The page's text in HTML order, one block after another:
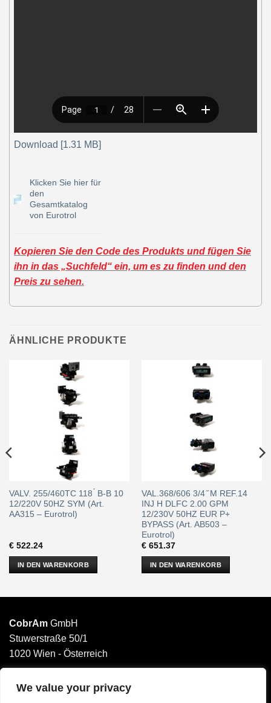
We value your privacy
Download [1.31 MB]
Klicken Sie hier für
den
Gesamtkatalog
von Eurotrol
Kopieren Sie den Code des Produkts und fügen Sie
ihn in das „Suchfeld“ ein, um es zu finden und den
Preis zu sehen.
ÄHNLICHE PRODUKTE
VALV. 255/460TC 118 ́ B-B 10
12/220V 50HZ SYM (Art.
AA315 – Eurotrol)
€522.24
IN DEN WARENKORB
VAL.368/606 3/4 ̋ M REF.14
INJ H DLFC 2.00 GPM
12/230V 50HZ EUR P+
BYPASS (Art. AB503 –
Eurotrol)
€651.37
IN DEN WARENKORB
CobrAm GmbH
Stuwerstraße 50/1
1020 Wien - Österreich
______________________
Email: office@cobram.gmbh